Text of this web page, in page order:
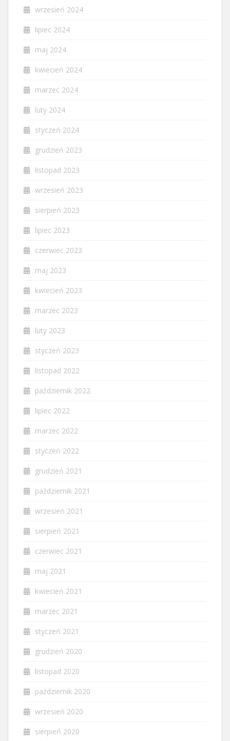
wrzesień 2024
lipiec 2024
maj 2024
kwiecień 2024
marzec 2024
luty 2024
styczeń 2024
grudzień 2023
listopad 2023
wrzesień 2023
sierpień 2023
lipiec 2023
czerwiec 2023
maj 2023
kwiecień 2023
marzec 2023
luty 2023
styczeń 2023
listopad 2022
październik 2022
lipiec 2022
marzec 2022
styczeń 2022
grudzień 2021
październik 2021
wrzesień 2021
sierpień 2021
czerwiec 2021
maj 2021
kwiecień 2021
marzec 2021
styczeń 2021
grudzień 2020
listopad 2020
październik 2020
wrzesień 2020
sierpień 2020